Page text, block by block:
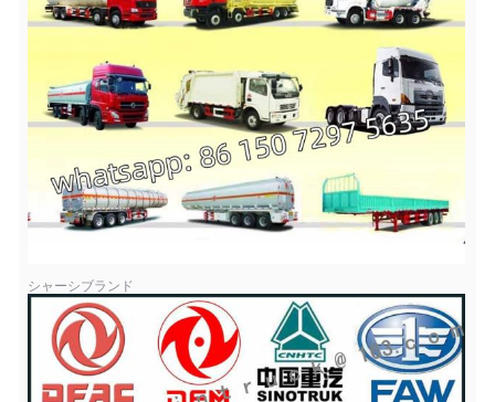
シャーシブランド